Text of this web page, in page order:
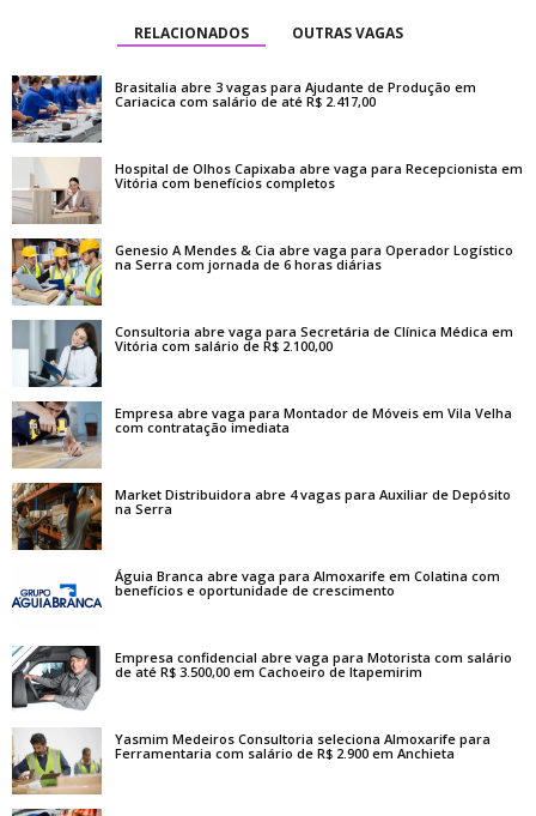
RELACIONADOS OUTRAS VAGAS
Brasitalia abre 3 vagas para Ajudante de Produção em
Cariacica com salário de até R$ 2.417,00
Hospital de Olhos Capixaba abre vaga para Recepcionista em
Vitória com benefícios completos
Genesio A Mendes & Cia abre vaga para Operador Logístico
na Serra com jornada de 6 horas diárias
Consultoria abre vaga para Secretária de Clínica Médica em
Vitória com salário de R$ 2.100,00
Empresa abre vaga para Montador de Móveis em Vila Velha
com contratação imediata
Market Distribuidora abre 4 vagas para Auxiliar de Depósito
na Serra
Águia Branca abre vaga para Almoxarife em Colatina com
benefícios e oportunidade de crescimento
Empresa confidencial abre vaga para Motorista com salário
de até R$ 3.500,00 em Cachoeiro de Itapemirim
Yasmim Medeiros Consultoria seleciona Almoxarife para
Ferramentaria com salário de R$ 2.900 em Anchieta